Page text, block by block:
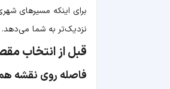
برای اینکه مسیرهای
نزدیک‌تر به شما می‌دهد.
قبل از انتخاب
فاصله روی نقشه